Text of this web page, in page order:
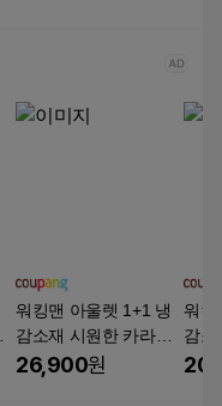
워킹맨 아울렛 1+1 냉
감소재 시원한 카라반
팔 티셔츠 등산복 일상
26,900원
워킹
감소
반팔